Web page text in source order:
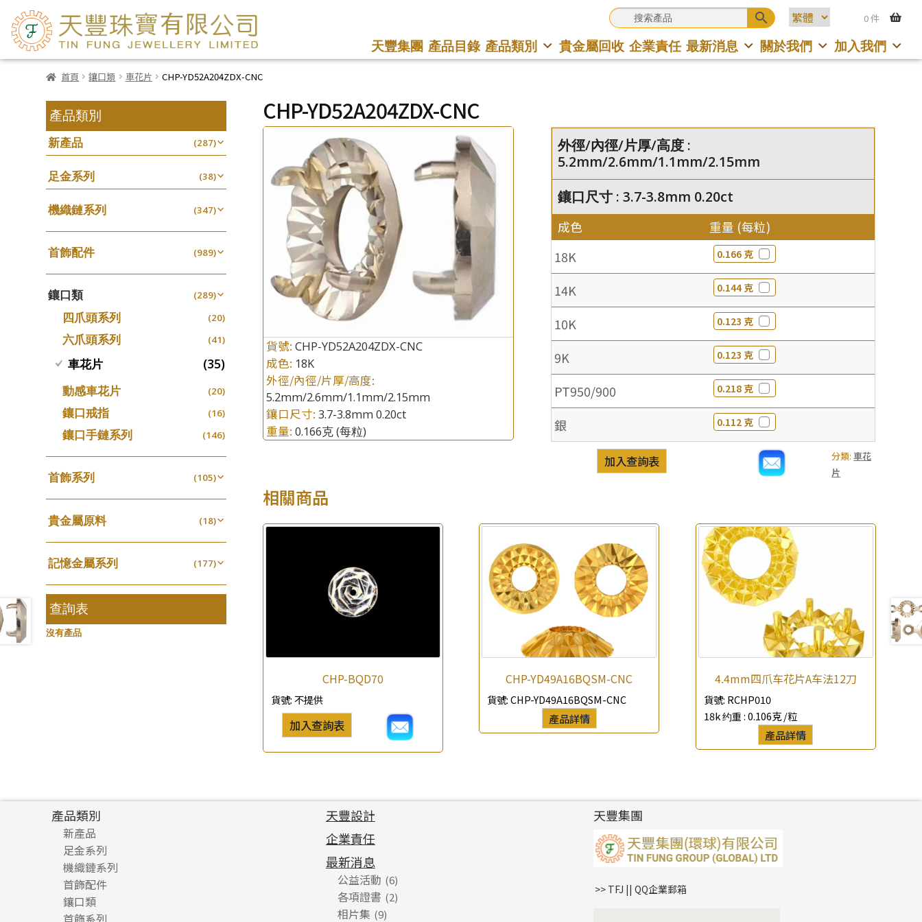
0 件
天豐集團 產品目錄 產品類別 貴金屬回收 企業責任 最新消息 關於我們 加入我們
首頁 鑲口類 車花片 CHP-YD52A204ZDX-CNC
CHP-YD52A204ZDX-CNC
產品查詢 ×
* 你的名字
公司名稱
貨號: CHP-YD52A204ZDX-CNC
成色: 18K
外徑/內徑/片厚/高度:
5.2mm/2.6mm/1.1mm/2.15mm
鑲口尺寸: 3.7-3.8mm 0.20ct
重量: 0.166克(每粒)
外徑/內徑/片厚/高度 :
5.2mm/2.6mm/1.1mm/2.15mm
鑲口尺寸 : 3.7-3.8mm 0.20ct
成色 重量 (每粒)
18K 0.166 克
14K 0.144 克
10K 0.123 克
9K 0.123 克
PT950/900 0.218 克
銀 0.112 克
分類:車花
片
加入查詢表
相關商品
CHP-BQD70
貨號:不提供
加入查詢表
CHP-YD49A16BQSM-CNC
貨號: CHP-YD49A16BQSM-CNC
產品詳情
4.4mm四爪车花片A车法12刀
貨號: RCHP010
18k 约重 :0.106克 /粒
產品詳情
產品類別
新產品 (287)
足金系列 (38)
機織鏈系列 (347)
珠仔鏈 (25)
镶口链 (61)
管狀網鏈 (11)
十字鏈系列 (56)
十字車花鏈系列 (48)
十字閃O鏈系列 (27)
十字錘打鏈系列 (17)
側身車花鏈系列 (8)
側身鏈系列 (9)
肖邦鏈系列 (14)
水波鏈系列 (4)
蛇骨鏈系列 (6)
鏈尾系列 (6)
盒子鏈系列 (6)
嘴唇鏈系列 (3)
竹節鏈系列 (5)
S車花鏈系列
珍珠鏈系列 (3)
首飾配件 (989)
耳環類配件 (341)
卷迫系列 (13)
螺絲迫系列 (15)
梅花迫系列 (19)
平臺迫系列 (74)
綫拍系列
美拍系列
耳針系列
耳綫/耳鈎系列 (25)
耳環 (71)
鏈類配件
動感車花吊墜
調節珠系列
生圈扣系列 (13)
龍蝦扣系列 (93)
鴨俐制系列 (18)
字印牌系列 (21)
字母吊墜 (20)
相盒吊墜 (11)
項鏈吊墜
生肖吊墜 (27)
管扣系列
星座吊墜 (12)
水泡扣 (17)
珠扣
其他類配件 (161)
珠盤系列 (16)
空心車花管
其他
珠類配件 (38)
無孔光身珠 (7)
空心光身珠 (5)
無孔批花珠 (5)
空心批花珠 (21)
鑲口類 (289)
四爪頭系列 (20)
六爪頭系列 (41)
車花片 (35)
動感車花片 (20)
鑲口戒指 (16)
鑲口手鏈系列 (146)
首飾系列 (105)
手镯系列 (8)
戒指系列 (8)
空心耳環 (27)
空心车花管首饰链 (15)
空心手鐲系列 (8)
牛仔鏈
貴金屬原料 (18)
千足金 (18)
記憶金屬系列 (177)
記憶戒指 (30)
拉簧珠珠手鏈
記憶鈦手鐲
查詢表
沒有產品
產品類別
新產品
足金系列
足金配件
機織鏈系列
珠仔鏈
镶口链
管狀網鏈
首飾配件
耳環類配件
卷迫系列
鏈類配件
鑲口類
四爪頭系列
首飾系列
天豐設計
企業責任
最新消息
公益活動 (6)
各項證書 (2)
相片集 (9)
天豐集團
>> TFJ || QQ企業郵箱